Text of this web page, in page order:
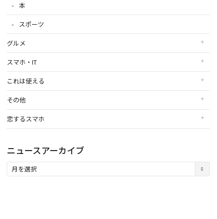
本
スポーツ
グルメ
スマホ・IT
これは使える
その他
恋するスマホ
ニュースアーカイブ
ュ